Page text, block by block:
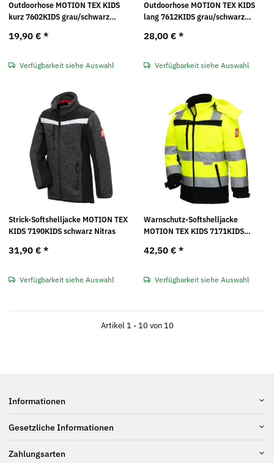
Outdoorhose MOTION TEX KIDS
kurz 7602KIDS grau/schwarz
19,90 € *
Verfügbarkeit siehe Auswahl
Outdoorhose MOTION TEX KIDS
lang 7612KIDS grau/schwarz
28,00 € *
Verfügbarkeit siehe Auswahl
Strick-Softshelljacke MOTION TEX
KIDS 7190KIDS schwarz Nitras
31,90 € *
Verfügbarkeit siehe Auswahl
Warnschutz-Softshelljacke
MOTION TEX KIDS 7171KIDS
42,50 € *
Verfügbarkeit siehe Auswahl
Artikel 1 - 10 von 10
Informationen
Gesetzliche Informationen
Zahlungsarten